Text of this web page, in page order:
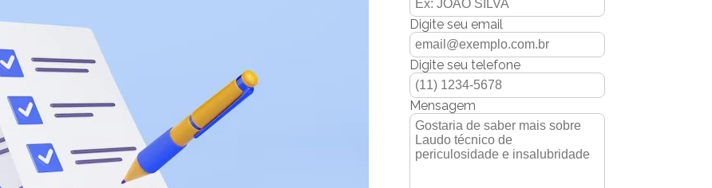
Digite seu email
Digite seu telefone
Mensagem